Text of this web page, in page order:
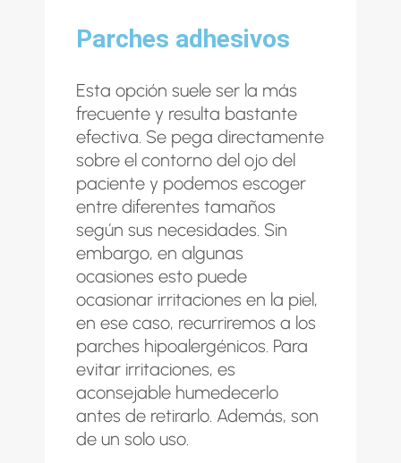
Parches adhesivos
Esta opción suele ser la más
frecuente y resulta bastante
efectiva. Se pega directamente
sobre el contorno del ojo del
paciente y podemos escoger
entre diferentes tamaños
según sus necesidades. Sin
embargo, en algunas
ocasiones esto puede
ocasionar irritaciones en la piel,
en ese caso, recurriremos a los
parches hipoalergénicos. Para
evitar irritaciones, es
aconsejable humedecerlo
antes de retirarlo. Además, son
de un solo uso.